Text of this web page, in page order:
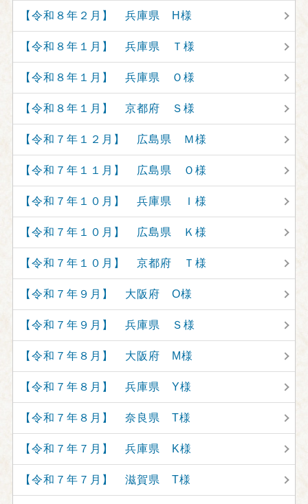
【令和８年２月】 兵庫県 H様
【令和８年１月】 兵庫県 Ｔ様
【令和８年１月】 兵庫県 Ｏ様
【令和８年１月】 京都府 Ｓ様
【令和７年１２月】 広島県 Ｍ様
【令和７年１１月】 広島県 Ｏ様
【令和７年１０月】 兵庫県 Ｉ様
【令和７年１０月】 広島県 Ｋ様
【令和７年１０月】 京都府 Ｔ様
【令和７年９月】 大阪府 O様
【令和７年９月】 兵庫県 Ｓ様
【令和７年８月】 大阪府 M様
【令和７年８月】 兵庫県 Y様
【令和７年８月】 奈良県 T様
【令和７年７月】 兵庫県 K様
【令和７年７月】 滋賀県 T様